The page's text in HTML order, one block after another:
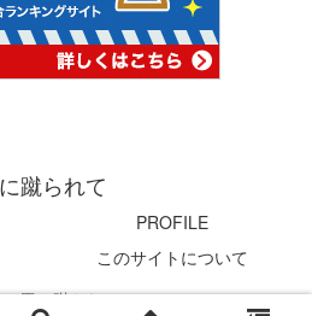
蹴られて
PROFILE
このサイトについて
馬に蹴られて.